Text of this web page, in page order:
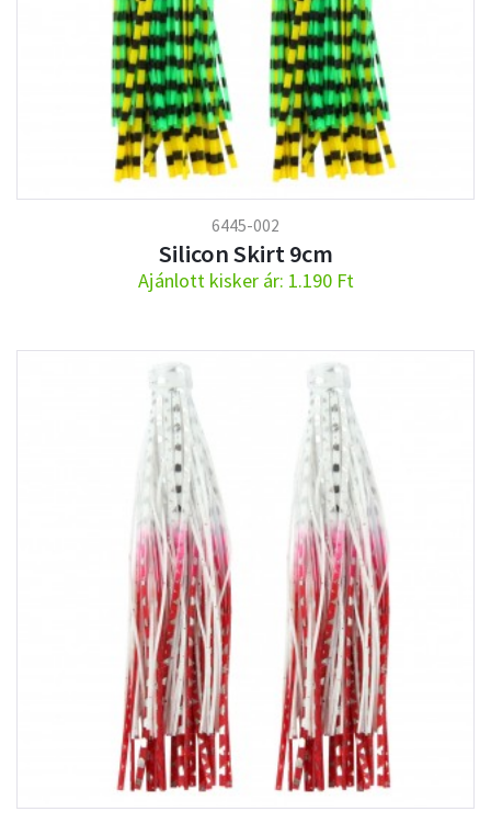
6445-002
Silicon Skirt 9cm
Ajánlott kisker ár: 1.190 Ft